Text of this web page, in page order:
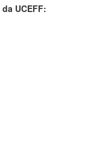
UCEFF: